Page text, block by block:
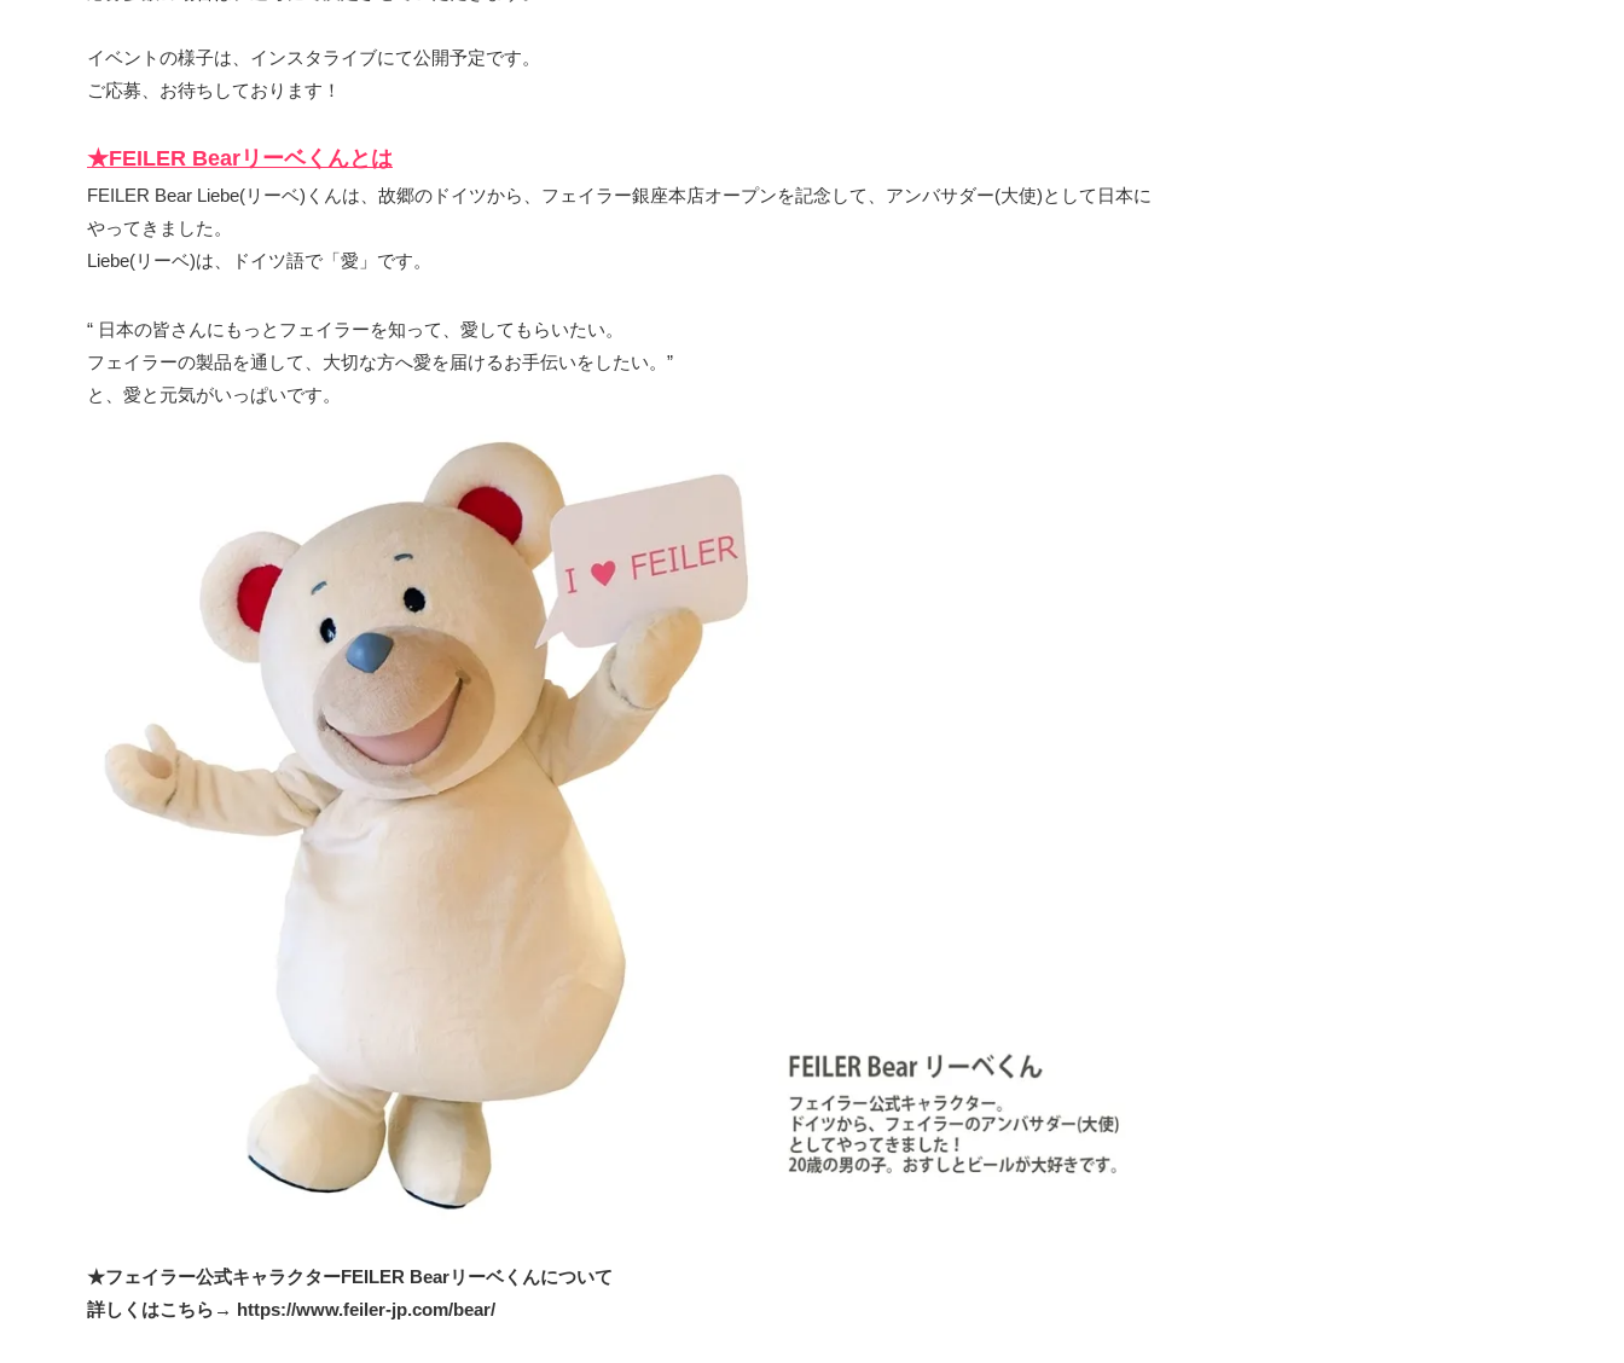
イベントの様子は、インスタライブにて公開予定です。
ご応募、お待ちしております！
★FEILER Bearリーベくんとは
FEILER Bear Liebe(リーベ)くんは、故郷のドイツから、フェイラー銀座本店オープンを記念して、アンバサダー(大使)として日本に
やってきました。
Liebe(リーベ)は、ドイツ語で「愛」です。
“ 日本の皆さんにもっとフェイラーを知って、愛してもらいたい。
フェイラーの製品を通して、大切な方へ愛を届けるお手伝いをしたい。”
と、愛と元気がいっぱいです。
★フェイラー公式キャラクターFEILER Bearリーベくんについて
詳しくはこちら→ https://www.feiler-jp.com/bear/